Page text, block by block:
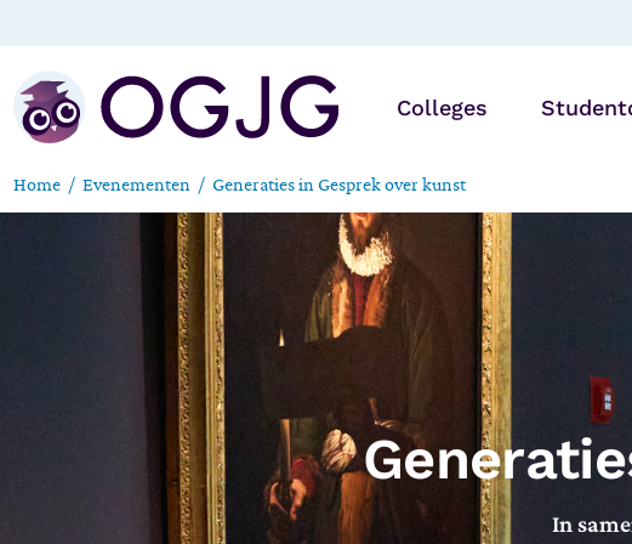
Colleges
Online
Op locatie
Home Evenementen Generaties in Gesprek over kunst
In